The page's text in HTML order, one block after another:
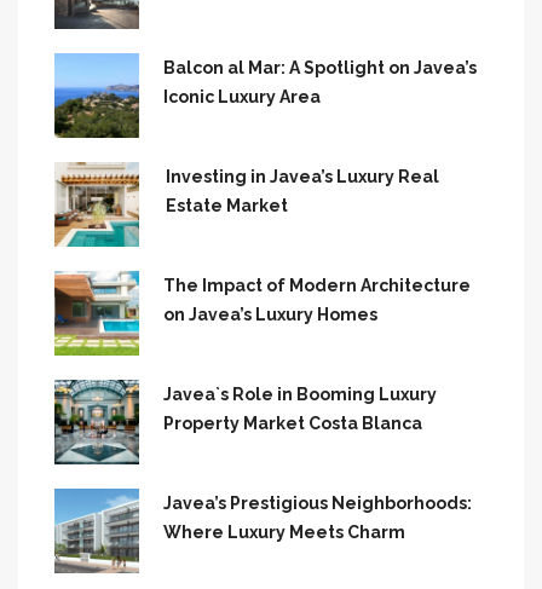
Balcon al Mar: A Spotlight on Javea’s
Iconic Luxury Area
Investing in Javea’s Luxury Real
Estate Market
The Impact of Modern Architecture
on Javea’s Luxury Homes
Javea`s Role in Booming Luxury
Property Market Costa Blanca
Javea’s Prestigious Neighborhoods:
Where Luxury Meets Charm